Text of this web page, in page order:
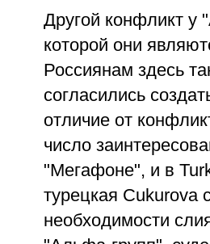
Другой конфликт
которой они
Россиянам здесь
согласились
отличие от
число
"Мегафоне", и в
турецкая Cukurova
необходимости